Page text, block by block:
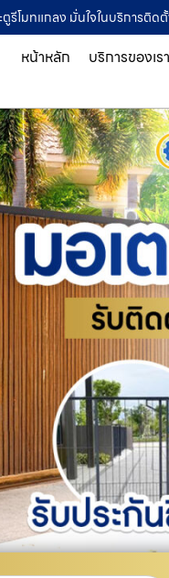
รีโมทแกลง มั่นใจในบริการติด
หน้าหลัก บริการของเรา